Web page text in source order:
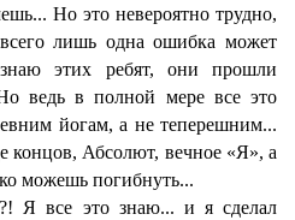
Но это невероятно трудно,
лишь одна ошибка может
этих ребят, они прошли
ведь в полной мере все это
йогам, а не теперешним...
концов, Абсолют, вечное «Я», а
можешь погибнуть...
Я все это знаю... и я сделал